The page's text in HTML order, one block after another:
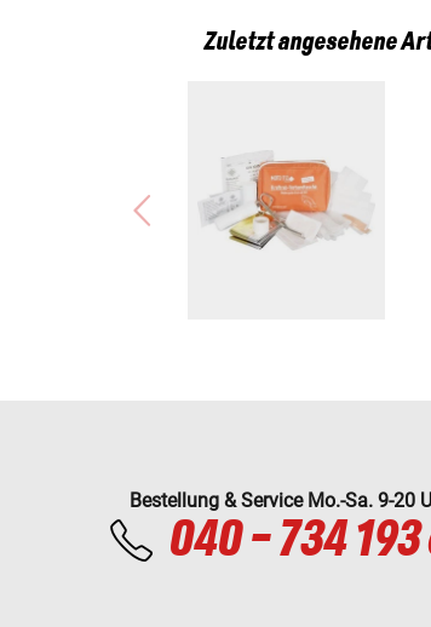
Zuletzt angesehene
Bestellung & Service Mo.-Sa. 9-20
040 - 734 193